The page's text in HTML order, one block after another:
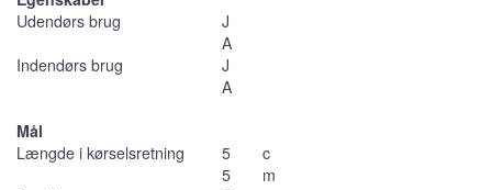
Udendørs brug
J
A
Indendørs brug
J
A
Mål
Længde i kørselsretning
5
5
c
m